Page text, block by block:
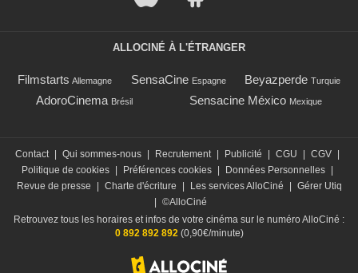
ALLOCINÉ À L'ÉTRANGER
Filmstarts Allemagne SensaCine Espagne Beyazperde Turquie
AdoroCinema Brésil Sensacine México Mexique
Contact Qui sommes-nous Recrutement Publicité CGU CGV
Politique de cookies
Préférences cookies Données Personnelles
Revue de presse
Charte d'écriture Les services AlloCiné
Gérer Utiq
©AlloCiné
Retrouvez tous les horaires et infos de votre cinéma sur le numéro AlloCiné :
0 892 892 892(0,90€/minute)